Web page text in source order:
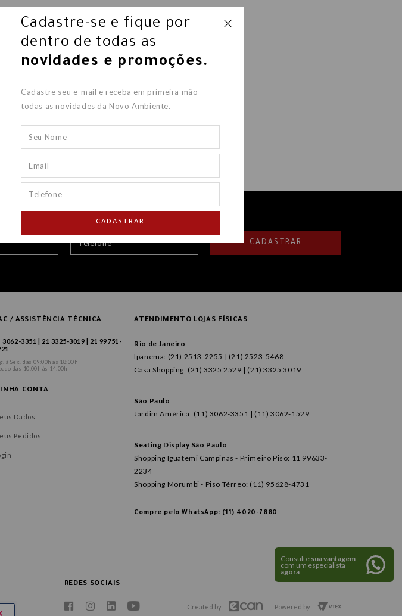
CADASTRAR
/ ASSISTÊNCIA TÉCNICA
3062-3351 | 21 3325-3019 | 21 99751-
à Sex. das 09:00h às 18:00h
das 10:00h às 14:00h
CONTA
Dados
Pedidos
ATENDIMENTO LOJAS FÍSICAS
Rio de Janeiro
Ipanema: (21) 2513-2255 | (21) 2523-5468
Casa Shopping: (21) 3325 2529 | (21) 3325 3019
São Paulo
Jardim América: (11) 3062-3351 | (11) 3062-1529
Seating Display São Paulo
Shopping Iguatemi Campinas - Primeiro Piso: 11 99633-
2234
Shopping Morumbi - Piso Térreo: (11) 95628-4731
Compre pelo WhatsApp: (11) 4020-7880
REDES SOCIAIS
Created by Powered by
Cadastre-se e fique por
dentro de todas as
novidades e promoções.
Cadastre seu e-mail e receba em primeira mão
todas as novidades da Novo Ambiente.
CADASTRAR
Consulte sua vantagem
com um especialista
agora